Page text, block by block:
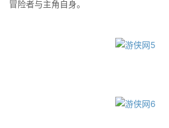
冒险者与主角自身。